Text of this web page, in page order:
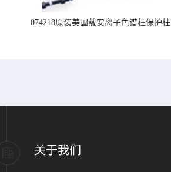
074218原装美国戴安离子色谱柱保护柱
关于我们